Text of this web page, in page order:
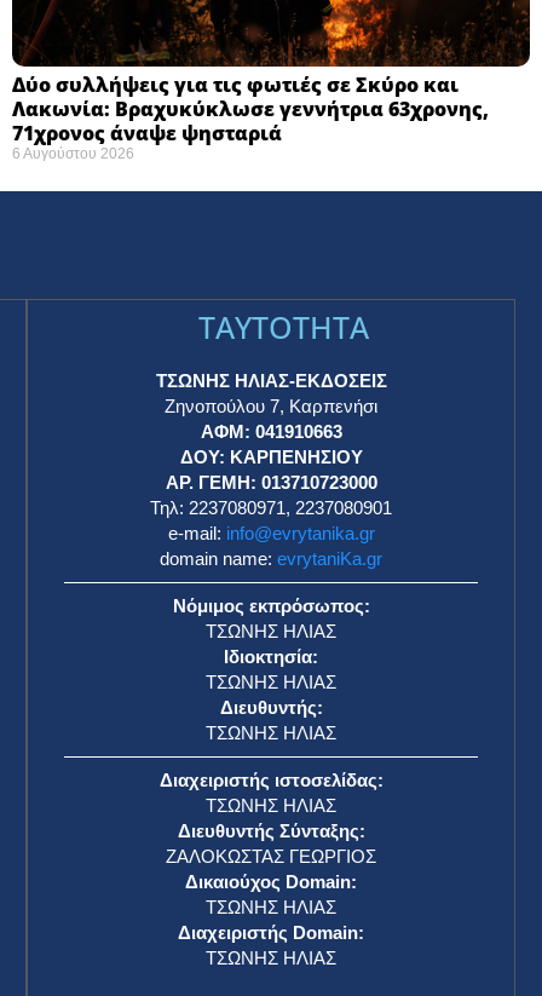
Δύο συλλήψεις για τις φωτιές σε Σκύρο και
Λακωνία: Βραχυκύκλωσε γεννήτρια 63χρονης,
71χρονος άναψε ψησταριά
6 Αυγούστου 2026
TAYTOTHTA
ΤΣΩΝΗΣ ΗΛΙΑΣ-ΕΚΔΟΣΕΙΣ
Ζηνοπούλου 7, Καρπενήσι
ΑΦΜ: 041910663
ΔΟΥ: ΚΑΡΠΕΝΗΣΙΟΥ
ΑΡ. ΓΕΜΗ: 013710723000
Τηλ: 2237080971, 2237080901
e-mail: info@evrytanika.gr
domain name: evrytaniKa.gr
Νόμιμος εκπρόσωπος:
ΤΣΩΝΗΣ ΗΛΙΑΣ
Ιδιοκτησία:
ΤΣΩΝΗΣ ΗΛΙΑΣ
Διευθυντής:
ΤΣΩΝΗΣ ΗΛΙΑΣ
Διαχειριστής ιστοσελίδας:
ΤΣΩΝΗΣ ΗΛΙΑΣ
Διευθυντής Σύνταξης:
ΖΑΛΟΚΩΣΤΑΣ ΓΕΩΡΓΙΟΣ
Δικαιούχος Domain:
ΤΣΩΝΗΣ ΗΛΙΑΣ
Διαχειριστής Domain:
ΤΣΩΝΗΣ ΗΛΙΑΣ